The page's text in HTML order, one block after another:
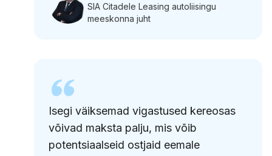
SIA Citadele Leasing autoliisingu
meeskonna juht
Isegi väiksemad vigastused kereosas
võivad maksta palju, mis võib
potentsiaalseid ostjaid eemale